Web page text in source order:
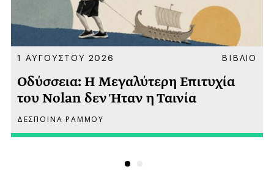
1 ΑΥΓΟΥΣΤΟΥ 2026 ΒΙΒΛΙΟ
Οδύσσεια: Η Μεγαλύτερη Επιτυχία
του Nolan δεν Ήταν η Ταινία
ΔΕΣΠΟΙΝΑ ΡΑΜΜΟΥ